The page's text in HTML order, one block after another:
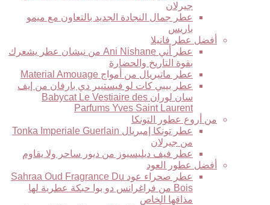
جيرلان
عطر جمال النجادة الجديد بالتعاون مع ميمو
باريس
أفضل عطر فانيلا
عطر أني Ani Nishane من نيشان عطر يشعرك
بقوة التاريخ والحضارة
عطر ماتيريال من أمواج Material Amouage
عطر بيبي كات لو فيستيير دي بارفان من إيف
سان لوران Babycat Le Vestiaire des
Parfums Yves Saint Laurent
من أروع عطور التونكا
عطر تونكا إمبريال Tonka Imperiale Guerlain
من جيرلان
عطر فيف ديليسيوز من ديور ساحر ولا يقاوم
أفضل عطور العود
عطر صحراء عود Sahraa Oud Fragrance Du
Bois من فراغرانس دو بوا حبكة عطرية لها
مذاقها الخاص